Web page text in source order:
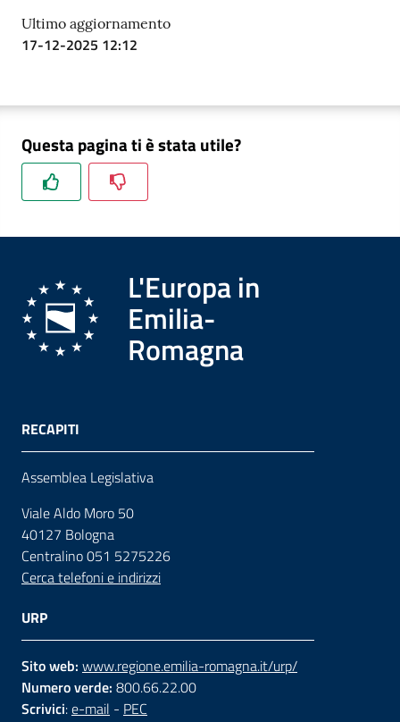
Ultimo aggiornamento
17-12-2025 12:12
Questa pagina ti è stata utile?
L'Europa in
Emilia-
Romagna
RECAPITI
Assemblea Legislativa
Viale Aldo Moro 50
40127 Bologna
Centralino 051 5275226
Cerca telefoni e indirizzi
URP
Sito web: www.regione.emilia-romagna.it/urp/
Numero verde: 800.66.22.00
Scrivici:e-mail - PEC